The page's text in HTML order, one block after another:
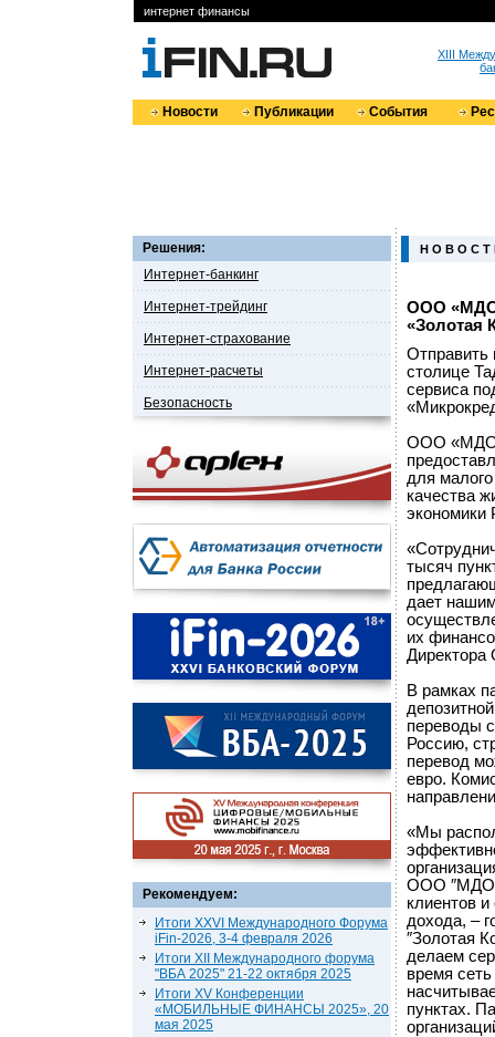
интернет финансы
XIII
Новости Публикации События
Решения:
Интернет-банкинг
Интернет-трейдинг
Интернет-страхование
Интернет-расчеты
Безопасность
Рекомендуем:
Итоги XXVI Международного Форума
iFin-2026, 3-4 февраля 2026
Итоги XII Международного форума
"ВБА 2025" 21-22 октября 2025
Итоги XV Конференции
«МОБИЛЬНЫЕ ФИНАНСЫ 2025», 20
мая 2025
Н О В О С Т
ООО «МДО
«Золотая
Отправить
столице
сервиса
ООО «МДО
для
качества
экономики
тысяч
дает
их
В рамках
переводы
Россию,
перевод
евро.
«Мы
ООО ″МДО
клиентов и
дохода, –
″Золотая
делаем
время
пунктах.